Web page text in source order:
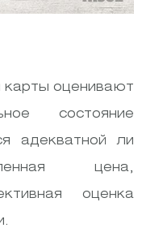
карты оценивают
состояние
адекватной ли
цена,
оценка